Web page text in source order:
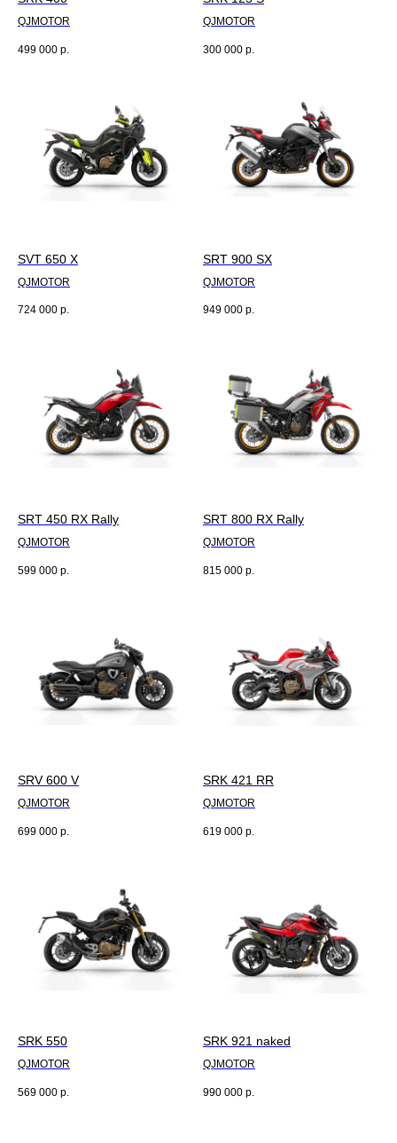
QJMOTOR
499 000 р.
QJMOTOR
300 000 р.
SVT 650 X
QJMOTOR
724 000 р.
SRT 900 SX
QJMOTOR
949 000 р.
SRT 450 RX Rally
QJMOTOR
599 000 р.
SRT 800 RX Rally
QJMOTOR
815 000 р.
SRV 600 V
QJMOTOR
699 000 р.
SRK 421 RR
QJMOTOR
619 000 р.
SRK 550
QJMOTOR
569 000 р.
SRK 921 naked
QJMOTOR
990 000 р.